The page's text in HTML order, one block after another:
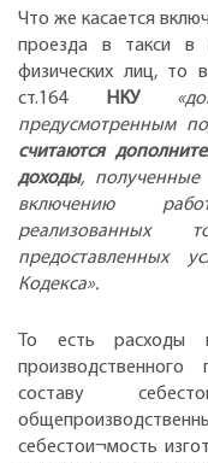
Что же касается
проезда в такси в
физических лиц, то
ст.164
НКУ
предусмотренным
считаются
доходы,
включению
реализованных
предоставленных
Кодекса».
То есть расходы
составу
себестои¬мость